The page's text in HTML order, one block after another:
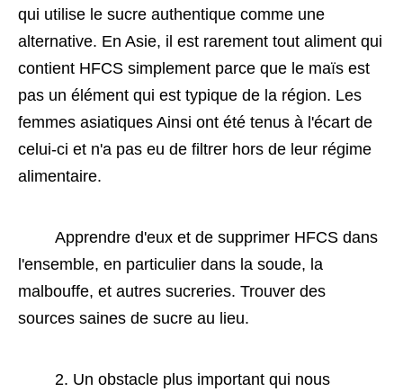
qui utilise le sucre authentique comme une
alternative. En Asie, il est rarement tout aliment qui
contient HFCS simplement parce que le maïs est
pas un élément qui est typique de la région. Les
femmes asiatiques Ainsi ont été tenus à l'écart de
celui-ci et n'a pas eu de filtrer hors de leur régime
alimentaire.
l'ensemble, en particulier dans la soude, la
malbouffe, et autres sucreries. Trouver des
sources saines de sucre au lieu.